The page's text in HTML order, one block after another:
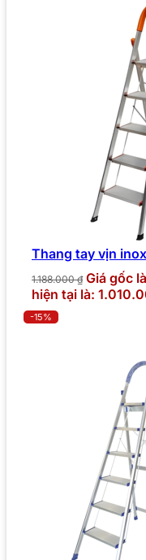
Thang tay vịn
1.188.000₫ Giá gốc
hiện tại là:
-15%